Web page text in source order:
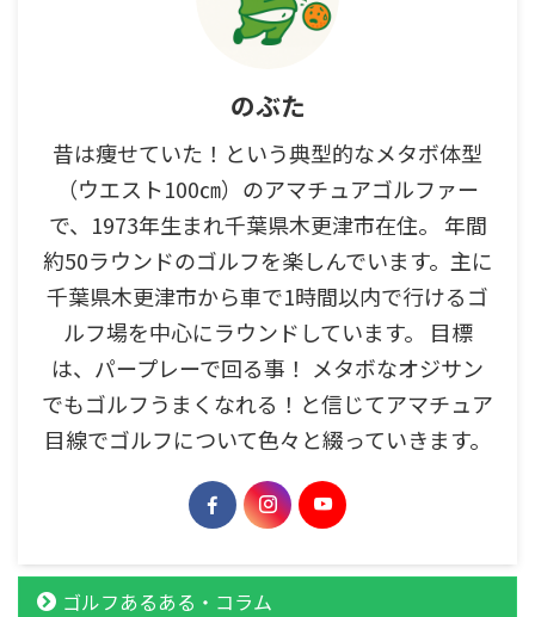
のぶた
昔は痩せていた！という典型的なメタボ体型
（ウエスト100㎝）のアマチュアゴルファー
で、1973年生まれ千葉県木更津市在住。 年間
約50ラウンドのゴルフを楽しんでいます。主に
千葉県木更津市から車で1時間以内で行けるゴ
ルフ場を中心にラウンドしています。 目標
は、パープレーで回る事！ メタボなオジサン
でもゴルフうまくなれる！と信じてアマチュア
目線でゴルフについて色々と綴っていきます。
ゴルフあるある・コラム